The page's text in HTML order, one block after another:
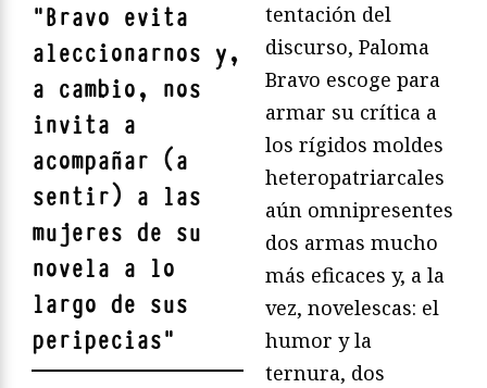
"Bravo evita
aleccionarnos y,
a cambio, nos
invita a
acompañar (a
sentir) a las
mujeres de su
novela a lo
largo de sus
peripecias"
tentación del
discurso, Paloma
Bravo escoge para
armar su crítica a
los rígidos moldes
heteropatriarcales
aún omnipresentes
dos armas mucho
más eficaces y, a la
vez, novelescas: el
humor y la
ternura, dos